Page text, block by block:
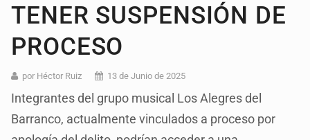
TENER SUSPENSIÓN DE
PROCESO
por Héctor Ruiz 13 de Junio de 2025
Integrantes del grupo musical Los Alegres del
Barranco, actualmente vinculados a proceso por